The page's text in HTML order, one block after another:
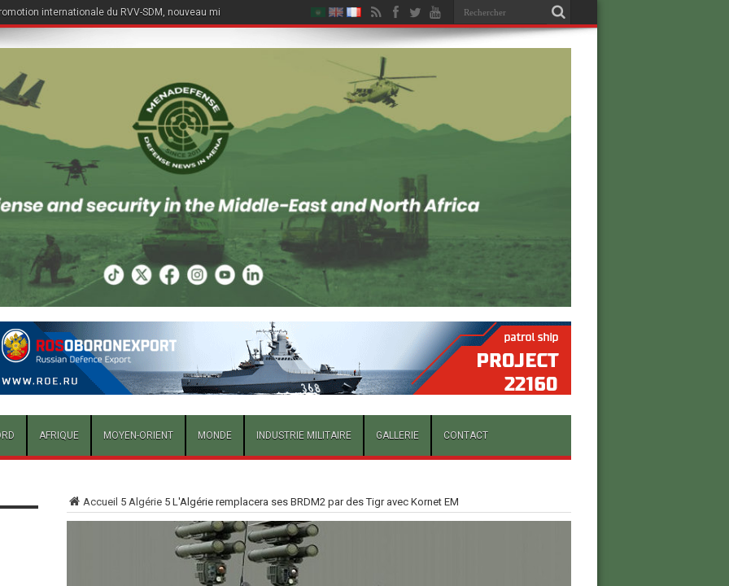
internationale du RVV-SDM, nouveau missile air-air du Su-57E
AFRIQUE MOYEN-ORIENT MONDE INDUSTRIE MILITAIRE GALLERIE CONTACT
Accueil 5 Algérie5 L'Algérie remplacera ses BRDM2 par des Tigr avec Kornet EM